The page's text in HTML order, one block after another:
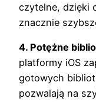
czytelne, dzięki
znacznie
4. Potężne
platformy iOS
gotowych
pozwalają na